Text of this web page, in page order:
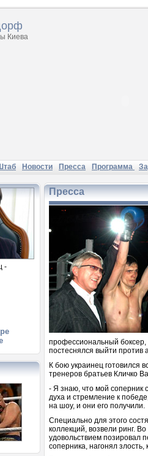
Киева
Новости Пресса Программа
-
Пресса
профессиональный боксер,
постеснялся выйти против
К бою украинец готовился
тренеров братьев Кличко
- Я знаю, что мой соперник
духа и стремление к
на шоу, и они его получили.
Специально для этого
коллекций, возвели ринг.
удовольствием позировал
соперника, нагонял